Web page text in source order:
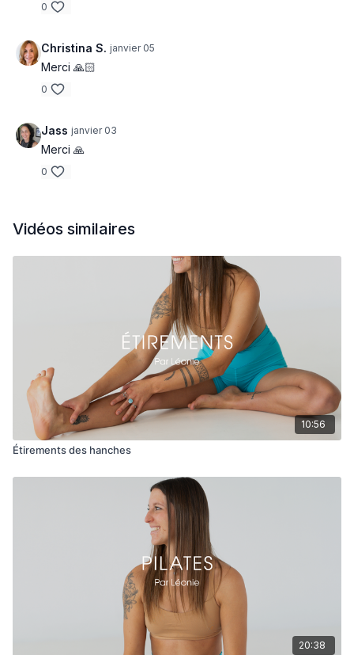
0
Christina S. janvier 05
Merci 🙏🏻
0
Jass janvier 03
Merci 🙏
0
Vidéos similaires
10:56
Étirements des hanches
20:38